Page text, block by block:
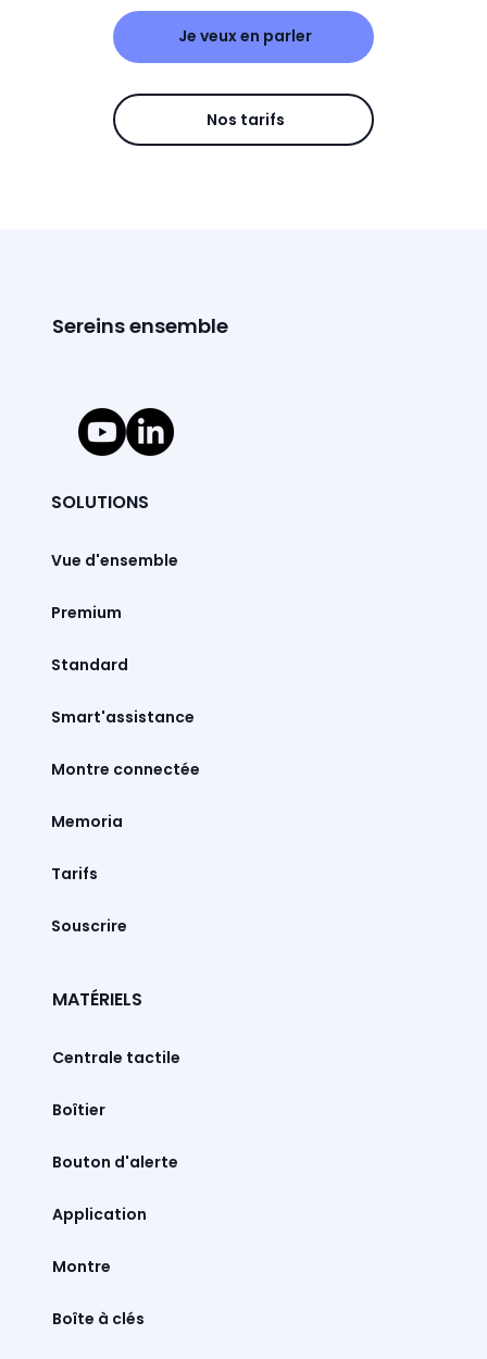
Je veux en parler
Nos tarifs
Sereins ensemble
SOLUTIONS
Vue d'ensemble
Premium
Standard
Smart'assistance
Montre connectée
Memoria
Tarifs
Souscrire
MATÉRIELS
Centrale tactile
Boîtier
Bouton d'alerte
Montre
Boîte à clés